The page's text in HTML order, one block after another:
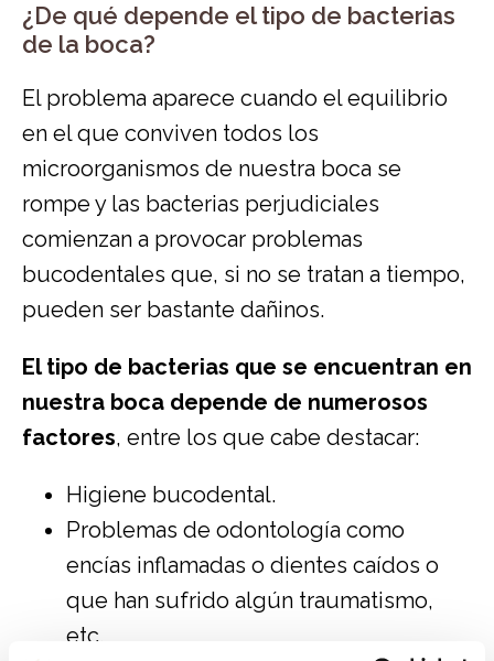
¿De qué depende el tipo de bacterias
de la boca?
El problema aparece cuando el equilibrio
en el que conviven todos los
microorganismos de nuestra boca se
rompe y las bacterias perjudiciales
comienzan a provocar problemas
bucodentales que, si no se tratan a tiempo,
pueden ser bastante dañinos.
El tipo de bacterias que se encuentran en
nuestra boca depende de numerosos
factores, entre los que cabe destacar:
Higiene bucodental.
Problemas de odontología como
encías inflamadas o dientes caídos o
que han sufrido algún traumatismo,
etc.